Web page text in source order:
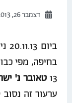
דצמבר 26, 2013
13 טאובר נ' ישראל 10 – שידורי
ערעור זה